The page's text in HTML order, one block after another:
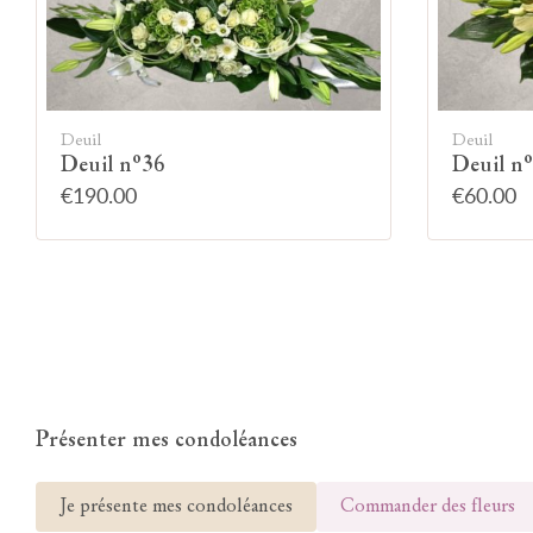
Deuil
Deuil n°36
€190.00
Deuil
Deuil
€60.00
Présenter mes condoléances
Je présente mes condoléances Commander des fleurs